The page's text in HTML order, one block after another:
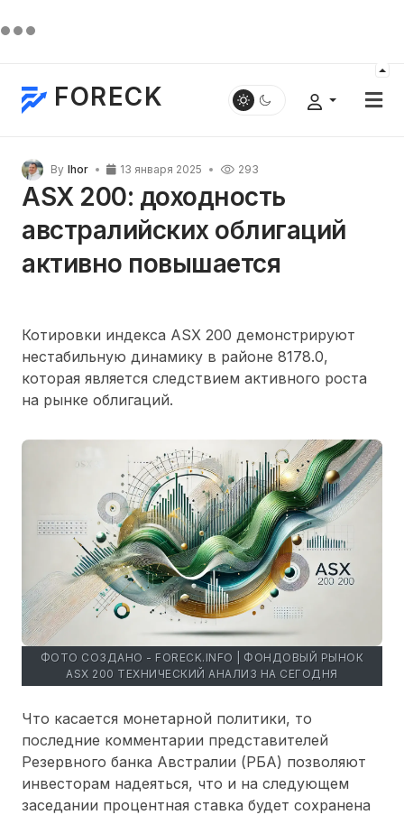
FORECK
By Ihor 13 января 2025 293
ASX 200: доходность
австралийских облигаций
активно повышается
Котировки индекса ASX 200 демонстрируют
нестабильную динамику в районе 8178.0,
которая является следствием активного роста
на рынке облигаций.
ФОТО СОЗДАНО - FORECK.INFO | ФОНДОВЫЙ РЫНОК
ASX 200 ТЕХНИЧЕСКИЙ АНАЛИЗ НА СЕГОДНЯ
Что касается монетарной политики, то
последние комментарии представителей
Резервного банка Австралии (РБА) позволяют
инвесторам надеяться, что и на следующем
заседании процентная ставка будет сохранена